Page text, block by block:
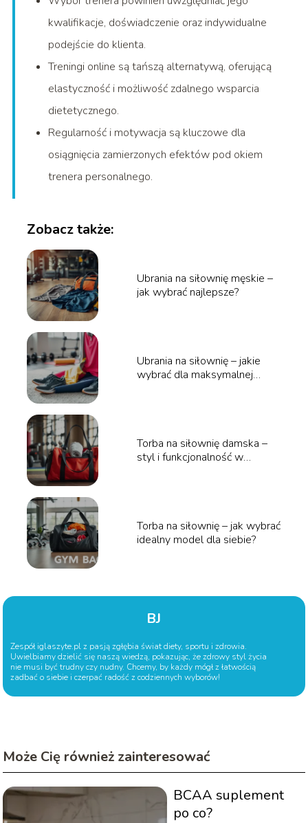
kwalifikacje, doświadczenie oraz indywidualne
podejście do klienta.
Treningi online są tańszą alternatywą, oferującą
elastyczność i możliwość zdalnego wsparcia
dietetycznego.
Regularność i motywacja są kluczowe dla
osiągnięcia zamierzonych efektów pod okiem
trenera personalnego.
Zobacz także:
Ubrania na siłownię męskie –
jak wybrać najlepsze?
Ubrania na siłownię – jakie
wybrać dla maksymalnej
Torba na siłownię damska –
styl i funkcjonalność w
Torba na siłownię – jak wybrać
idealny model dla siebie?
BJ
Zespół iglaszyte.pl z pasją zgłębia świat diety, sportu i zdrowia.
Uwielbiamy dzielić się naszą wiedzą, pokazując, że zdrowy styl życia
nie musi być trudny czy nudny. Chcemy, by każdy mógł z łatwością
zadbać o siebie i czerpać radość z codziennych wyborów!
Może Cię również zainteresować
BCAA suplement
po co?